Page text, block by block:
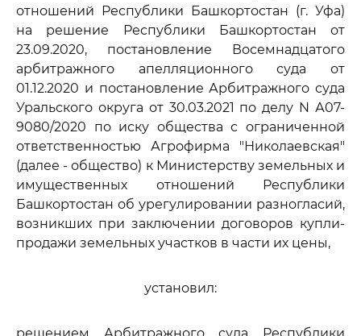
отношений Республики Башкортостан (г. Уфа)
на решение Республики Башкортостан от
23.09.2020, постановление Восемнадцатого
арбитражного апелляционного суда от
01.12.2020 и постановление Арбитражного суда
Уральского округа от 30.03.2021 по делу N А07-
9080/2020 по иску общества с ограниченной
ответственностью Агрофирма "Николаевская"
(далее - общество) к Министерству земельных и
имущественных отношений Республики
Башкортостан об урегулировании разногласий,
возникших при заключении договоров купли-
продажи земельных участков в части их цены,
установил: